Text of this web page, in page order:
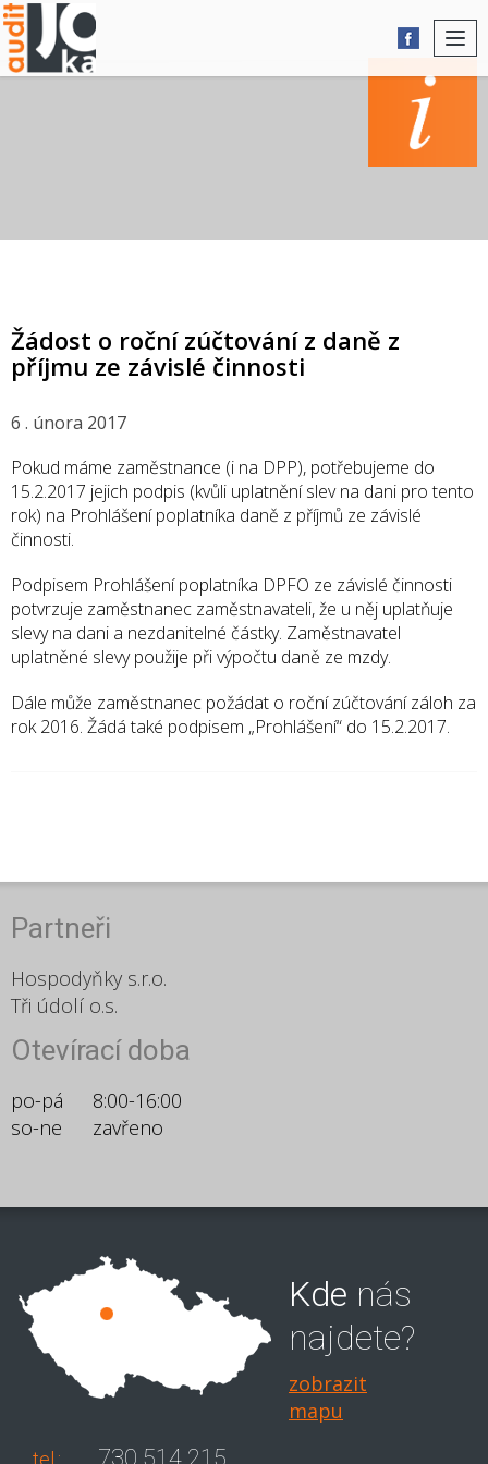
Žádost o roční zúčtování z daně z
příjmu ze závislé činnosti
6 . února 2017
Pokud máme zaměstnance (i na DPP), potřebujeme do
15.2.2017 jejich podpis (kvůli uplatnění slev na dani pro tento
rok) na Prohlášení poplatníka daně z příjmů ze závislé
činnosti.
Podpisem Prohlášení poplatníka DPFO ze závislé činnosti
potvrzuje zaměstnanec zaměstnavateli, že u něj uplatňuje
slevy na dani a nezdanitelné částky. Zaměstnavatel
uplatněné slevy použije při výpočtu daně ze mzdy.
Dále může zaměstnanec požádat o roční zúčtování záloh za
rok 2016. Žádá také podpisem „Prohlášení“ do 15.2.2017.
Partneři
Hospodyňky s.r.o.
Tři údolí o.s.
Otevírací doba
po-pá
8:00-16:00
so-ne
zavřeno
Kde nás
najdete?
zobrazit
mapu
tel.: 730 514 215